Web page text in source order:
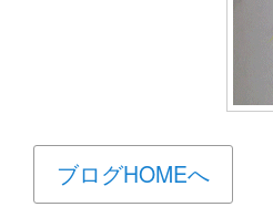
ブログHOMEへ